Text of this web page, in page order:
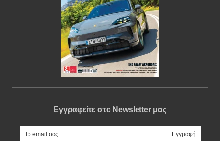
Εγγραφείτε στο Newsletter μας
e-mail